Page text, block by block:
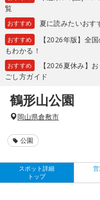
覧
おすすめ 夏に読みたいおす
おすすめ
【2026年版】全
もわかる！
おすすめ
【2026夏休み】
ごし方ガイド
鶴形山公園
岡山県倉敷市
公園
スポット詳細
トップ